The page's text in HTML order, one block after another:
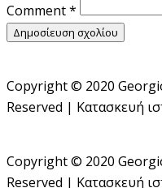
Comment*
Δημοσίευση σχολίου
Copyright © 2020
Reserved | Κατασκευή
Copyright © 2020
Reserved | Κατασκευή